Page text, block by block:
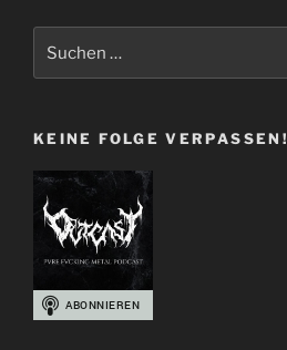
KEINE FOLGE VERPASSEN!